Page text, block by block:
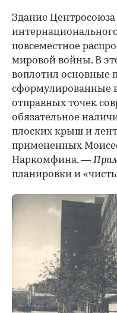
Здание
повсеместное
мировой войны. В
воплотил основные
сформулированные
отправных точек
обязательное
плоских крыш и
примененных
Наркомфина. —
планировки и